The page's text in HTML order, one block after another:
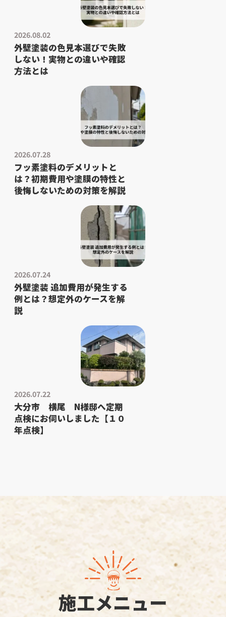
2026.08.02
外壁塗装の色見本選びで失敗
しない！実物との違いや確認
方法とは
2026.07.28
フッ素塗料のデメリットと
は？初期費用や塗膜の特性と
後悔しないための対策を解説
2026.07.24
外壁塗装 追加費用が発生する
例とは？想定外のケースを解
説
2026.07.22
大分市 横尾 N様邸へ定期
点検にお伺いしました【１０
年点検】
施工メニュー